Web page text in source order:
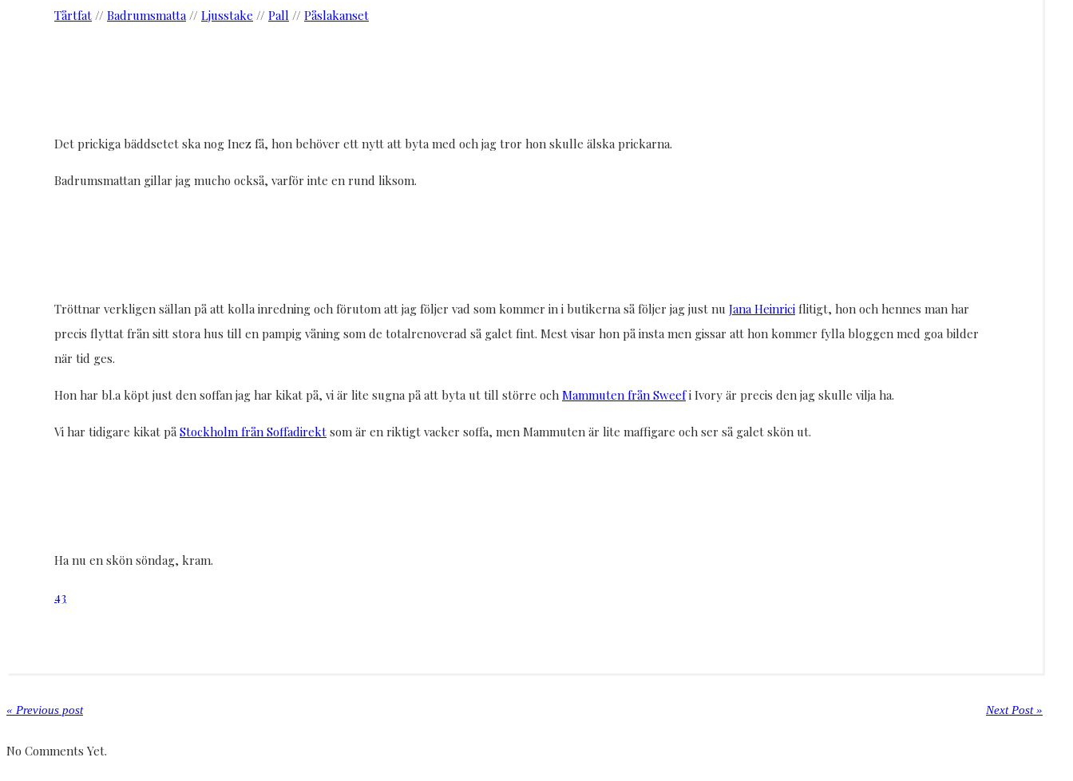
Tårtfat // Badrumsmatta// Ljusstake // Pall // Påslakanset
Det prickiga bäddsetet ska nog Inez få, hon behöver ett nytt att byta med och jag tror hon skulle älska prickarna.
Badrumsmattan gillar jag mucho också, varför inte en rund liksom.
Tröttnar verkligen sällan på att kolla inredning och förutom att jag följer vad som kommer in i butikerna så följer jag just nu Jana Heinrici flitigt, hon och hennes man har
precis flyttat från sitt stora hus till en pampig våning som de totalrenoverad så galet fint. Mest visar hon på insta men gissar att hon kommer fylla bloggen med goa bilder
när tid ges.
Hon har bl.a köpt just den soffan jag har kikat på, vi är lite sugna på att byta ut till större och Mammuten från Sweefi Ivory är precis den jag skulle vilja ha.
Vi har tidigare kikat påStockholm från Soffadirekt som är en riktigt vacker soffa, men Mammuten är lite maffigare och ser så galet skön ut.
Ha nu en skön söndag, kram.
43
« Previous post Next Post »
No Comments Yet.